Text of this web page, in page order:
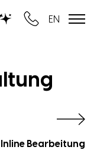
EN
Inline Bearbeitung